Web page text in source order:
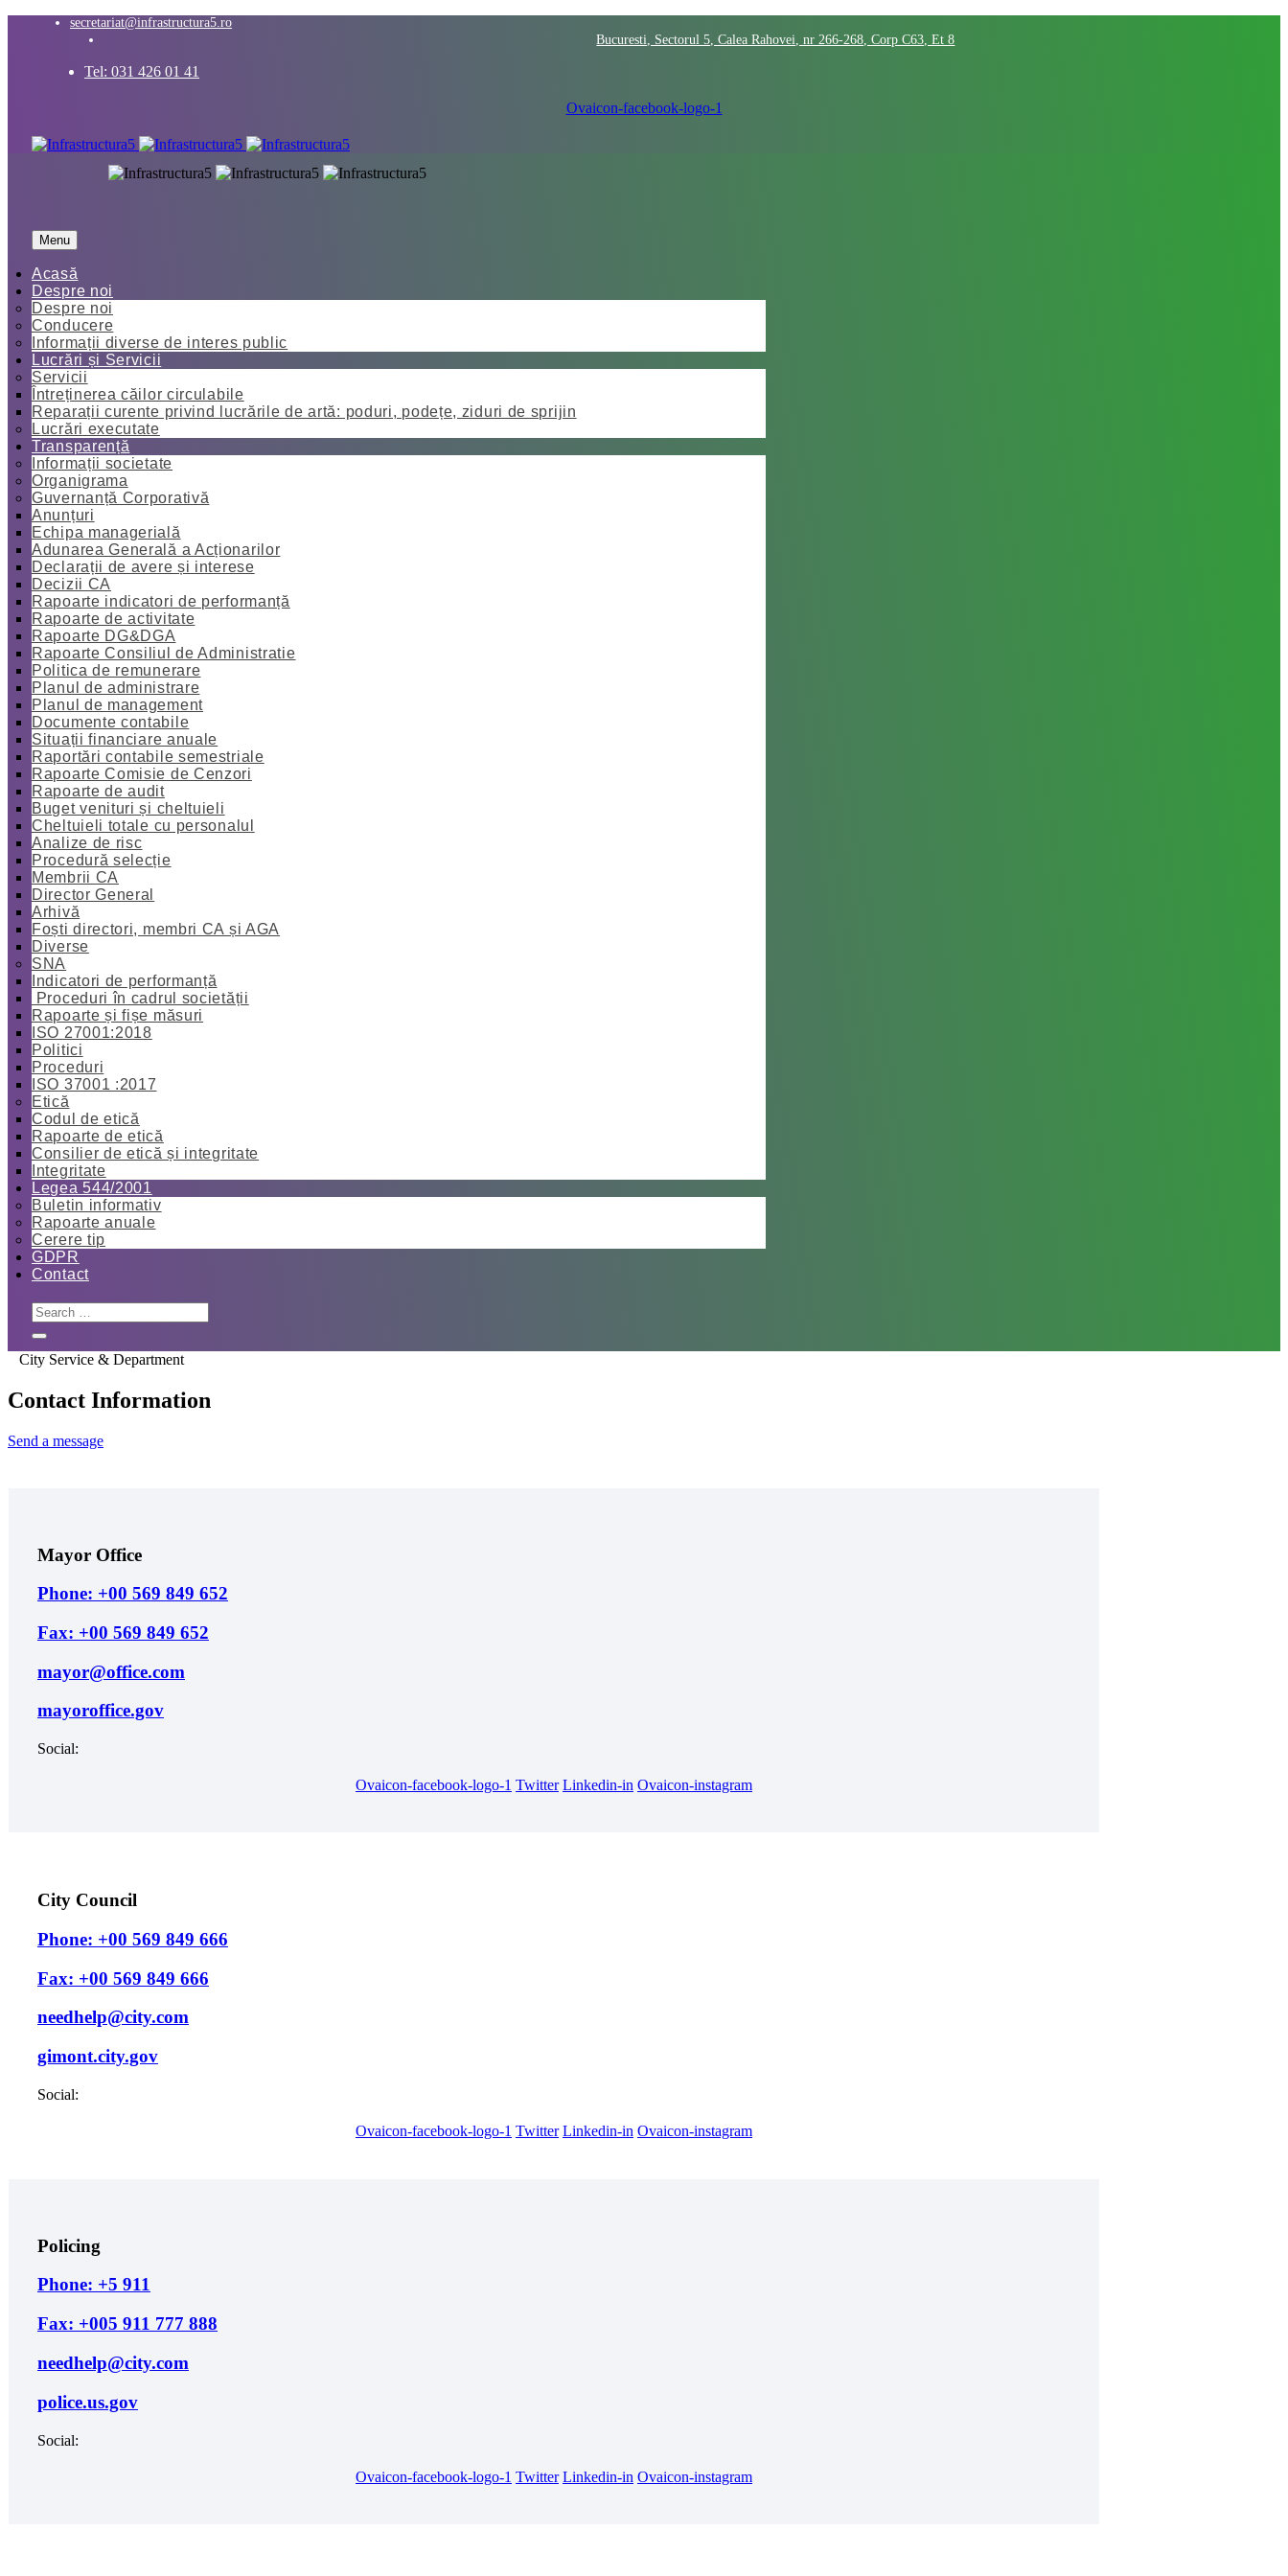
secretariat@infrastructura5.ro
Bucuresti, Sectorul 5, Calea Rahovei, nr 266-268, Corp C63, Et 8
Tel: 031 426 01 41
Ovaicon-facebook-logo-1
Menu
Acasă
Despre noi
Despre noi
Conducere
Informații diverse de interes public
Lucrări și Servicii
Servicii
Întreținerea căilor circulabile
Reparații curente privind lucrările de artă: poduri, podețe, ziduri de sprijin
Lucrări executate
Transparență
Informații societate
Organigrama
Guvernanță Corporativă
Anunțuri
Echipa managerială
Adunarea Generală a Acționarilor
Declarații de avere și interese
Decizii CA
Rapoarte indicatori de performanță
Rapoarte de activitate
Rapoarte DG&DGA
Rapoarte Consiliul de Administratie
Politica de remunerare
Planul de administrare
Planul de management
Documente contabile
Situații financiare anuale
Raportări contabile semestriale
Rapoarte Comisie de Cenzori
Rapoarte de audit
Buget venituri și cheltuieli
Cheltuieli totale cu personalul
Analize de risc
Procedură selecție
Membrii CA
Director General
Arhivă
Foști directori, membri CA și AGA
Diverse
SNA
Indicatori de performanță
Proceduri în cadrul societății
Rapoarte și fișe măsuri
ISO 27001:2018
Politici
Proceduri
ISO 37001 :2017
Etică
Codul de etică
Rapoarte de etică
Consilier de etică și integritate
Integritate
Legea 544/2001
Buletin informativ
Rapoarte anuale
Cerere tip
GDPR
Contact
City Service & Department
Contact Information
Send a message
Mayor Office
Phone: +00 569 849 652
Fax: +00 569 849 652
mayor@office.com
mayoroffice.gov
Social:
Ovaicon-facebook-logo-1 Twitter Linkedin-in Ovaicon-instagram
City Council
Phone: +00 569 849 666
Fax: +00 569 849 666
needhelp@city.com
gimont.city.gov
Social:
Ovaicon-facebook-logo-1 Twitter Linkedin-in Ovaicon-instagram
Policing
Phone: +5 911
Fax: +005 911 777 888
needhelp@city.com
police.us.gov
Social:
Ovaicon-facebook-logo-1 Twitter Linkedin-in Ovaicon-instagram